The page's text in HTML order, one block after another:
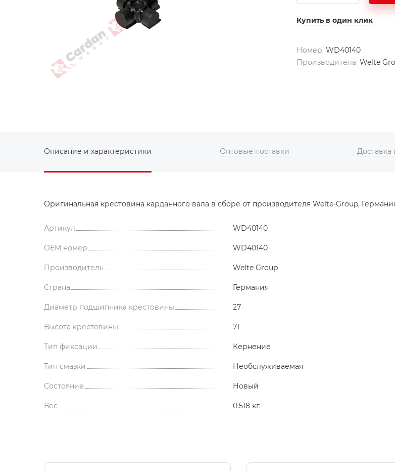
Купить в один клик
Номер: WD40140
Производитель: Welte
Описание и характеристики Оптовые поставки Доставка
Оригинальная крестовина карданного вала в сборе от производителя Welte-Group,
Артикул WD40140
OEM номер WD40140
Производитель Welte Group
Страна Германия
Диаметр подшипника крестовины 27
Высота крестовины 71
Тип фиксации Кернение
Тип смазки Необслуживаемая
Состояние Новый
Вес 0.518 кг.